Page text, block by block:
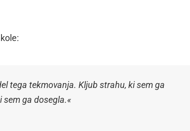
tega tekmovanja. Kljub strahu, ki sem ga
sem ga dosegla.«